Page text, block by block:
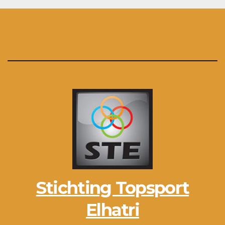
Stichting Topsport
Elhatri